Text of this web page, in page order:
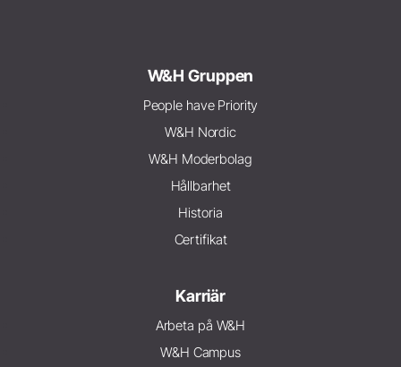
W&H Gruppen
People have Priority
W&H Nordic
W&H Moderbolag
Hållbarhet
Historia
Certifikat
Karriär
Arbeta på W&H
W&H Campus